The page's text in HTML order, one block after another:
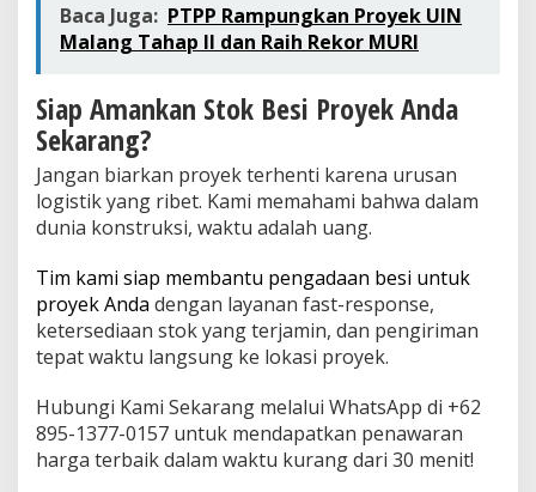
Baca Juga: PTPP Rampungkan Proyek UIN
Malang Tahap II dan Raih Rekor MURI
Siap Amankan Stok Besi Proyek Anda
Sekarang?
Jangan biarkan proyek terhenti karena urusan
logistik yang ribet. Kami memahami bahwa dalam
dunia konstruksi, waktu adalah uang.
Tim kami siap membantu pengadaan besi untuk
proyek Anda dengan layanan fast-response,
ketersediaan stok yang terjamin, dan pengiriman
tepat waktu langsung ke lokasi proyek.
Hubungi Kami Sekarang melalui WhatsApp di +62
895-1377-0157 untuk mendapatkan penawaran
harga terbaik dalam waktu kurang dari 30 menit!